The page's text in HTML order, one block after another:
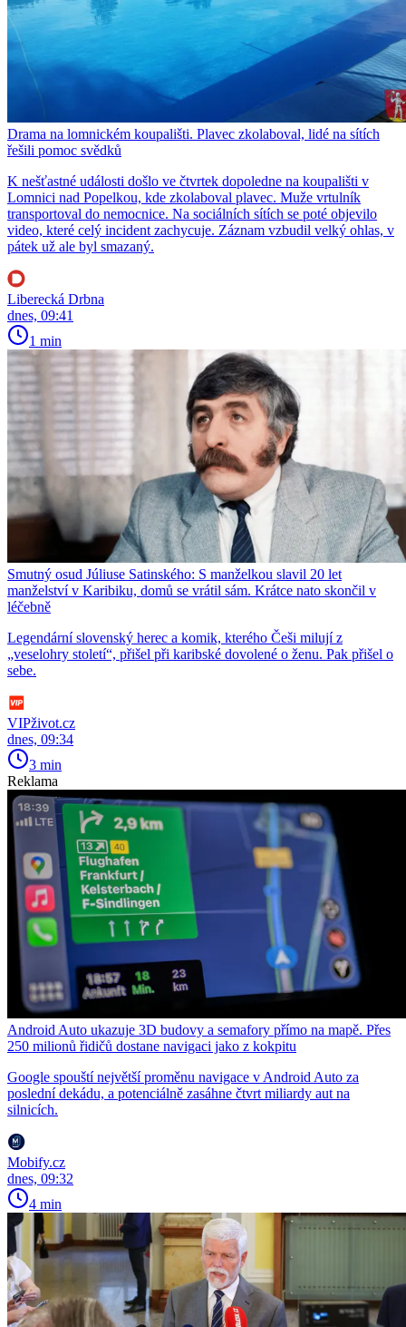
Drama na lomnickém koupališti. Plavec zkolaboval, lidé na sítích
řešili pomoc svědků
K nešťastné události došlo ve čtvrtek dopoledne na koupališti v
Lomnici nad Popelkou, kde zkolaboval plavec. Muže vrtulník
transportoval do nemocnice. Na sociálních sítích se poté objevilo
video, které celý incident zachycuje. Záznam vzbudil velký ohlas, v
pátek už ale byl smazaný.
Liberecká Drbna
dnes, 09:41
1 min
Smutný osud Júliuse Satinského: S manželkou slavil 20 let
manželství v Karibiku, domů se vrátil sám. Krátce nato skončil v
léčebně
Legendární slovenský herec a komik, kterého Češi milují z
„veselohry století“, přišel při karibské dovolené o ženu. Pak přišel o
sebe.
VIPživot.cz
dnes, 09:34
3 min
Reklama
Android Auto ukazuje 3D budovy a semafory přímo na mapě. Přes
250 milionů řidičů dostane navigaci jako z kokpitu
Google spouští největší proměnu navigace v Android Auto za
poslední dekádu, a potenciálně zasáhne čtvrt miliardy aut na
silnicích.
Mobify.cz
dnes, 09:32
4 min